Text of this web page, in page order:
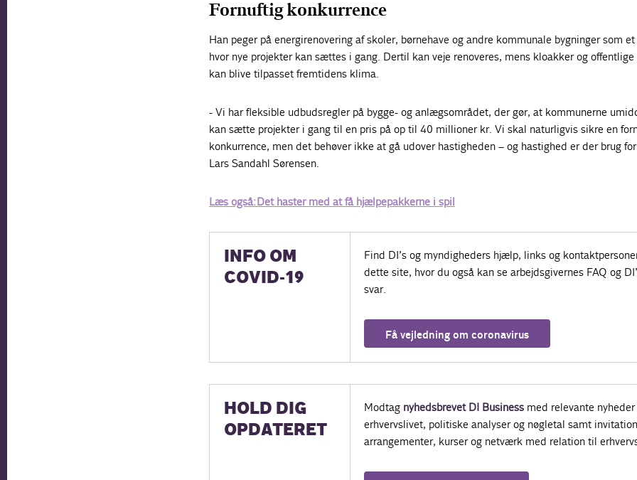
Fornuftig konkurrence
Han peger på energirenovering af skoler, børnehave og andre kommunale bygninger som
hvor nye projekter kan sættes i gang. Dertil kan veje renoveres, mens kloakker og offentlige
kan blive tilpasset fremtidens klima.
- Vi har fleksible udbudsregler på bygge- og anlægsområdet, der gør, at kommunerne
kan sætte projekter i gang til en pris på op til 40 millioner kr. Vi skal naturligvis sikre en
konkurrence, men det behøver ikke at gå udover hastigheden – og hastighed er der brug
Lars Sandahl Sørensen.
Læs også: Det haster med at få hjælpepakkerne i spil
INFO OM
COVID-19
Find DI’s og myndigheders hjælp, links og
dette site, hvor du også kan se arbejdsgivernes FAQ og
svar.
Få vejledning om coronavirus
HOLD DIG
OPDATERET
Modtag nyhedsbrevet DI Businessmed relevante nyheder
erhvervslivet, politiske analyser og nøgletal samt
arrangementer, kurser og netværk med relation til